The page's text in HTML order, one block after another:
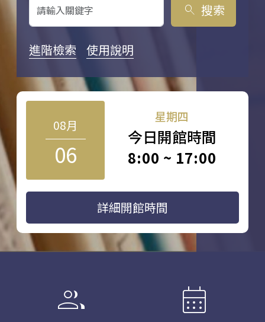
search 搜索
進階檢索 使用說明
08月
06
星期四
今日開館時間
8:00 ~ 17:00
詳細開館時間
group calendar_month